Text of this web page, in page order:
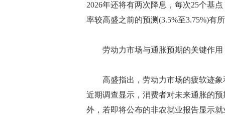
2026年还将有两次降息，每次25个基
率较高盛之前的预测(3.5%至3.75%)有
劳动力市场与通胀预期的关键作用
高盛指出，劳动力市场的疲软迹象
近期调查显示，消费者对未来通胀的
外，若即将公布的非农就业报告显示